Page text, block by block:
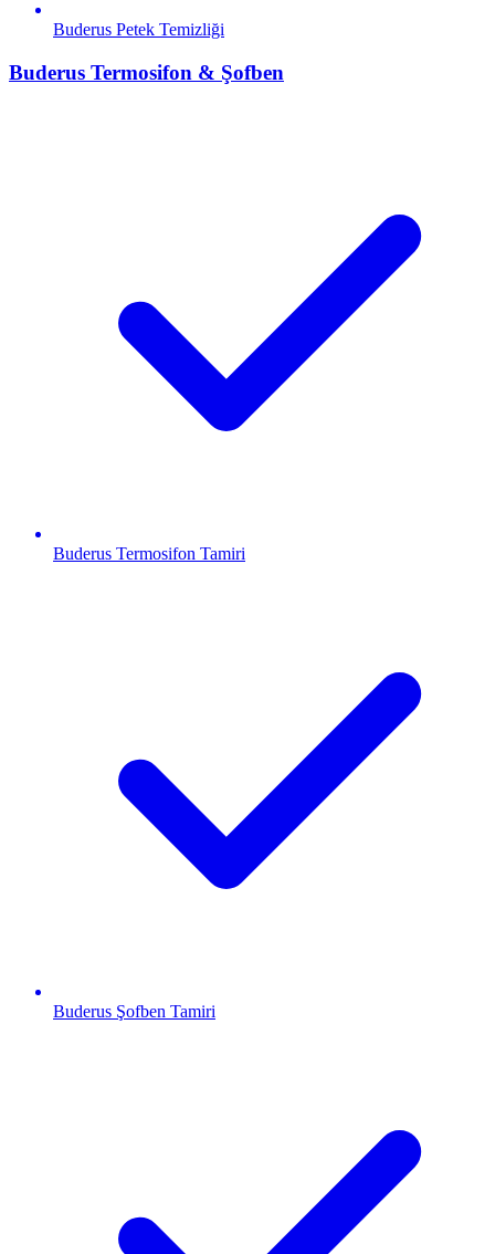
Buderus Petek Temizliği
Buderus Termosifon & Şofben
Buderus Termosifon Tamiri
Buderus Şofben Tamiri